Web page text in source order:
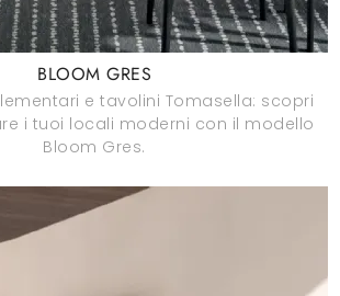
BLOOM GRES
e tavolini Tomasella: scopri
i tuoi locali moderni con il modello
Bloom Gres.